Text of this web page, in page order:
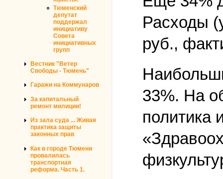
Тюменский
депутат
поддержал
инициативу
Совета
инициативных
групп
Вестник "Ветер
Свободы - Тюмень"
Гаражи на Коммунаров
За капитальный
ремонт милиции!
Из зала суда ... Живая
практика защиты
законных прав
Как в городе Тюмени
провалилась
транспортная
реформа. Часть 1.
Расходы
руб.,
33%. На
политика